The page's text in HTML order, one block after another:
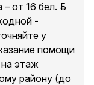
уточняйте у
и Минскому
п. Сокол и
16 бел. руб.
-
у
помощи
этаж
району (до